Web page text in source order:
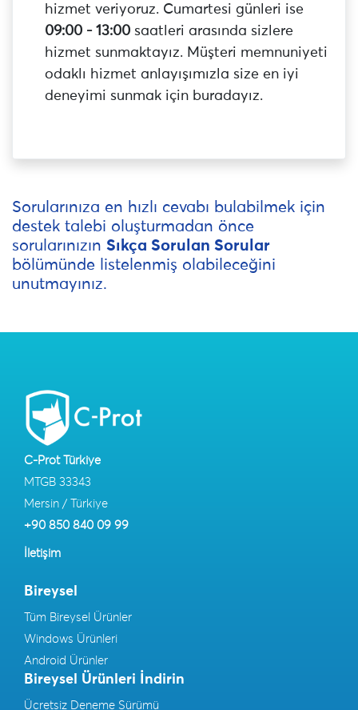
hizmet veriyoruz. Cumartesi günleri ise
09:00 - 13:00 saatleri arasında sizlere
hizmet sunmaktayız. Müşteri memnuniyeti
odaklı hizmet anlayışımızla size en iyi
deneyimi sunmak için buradayız.
Sorularınıza en hızlı cevabı bulabilmek için
destek talebi oluşturmadan önce
sorularınızın Sıkça Sorulan Sorular
bölümünde listelenmiş olabileceğini
unutmayınız.
C-Prot Türkiye
MTGB 33343
Mersin / Türkiye
+90 850 840 09 99
İletişim
Bireysel
Tüm Bireysel Ürünler
Windows Ürünleri
Android Ürünler
Bireysel Ürünleri İndirin
Ücretsiz Deneme Sürümü